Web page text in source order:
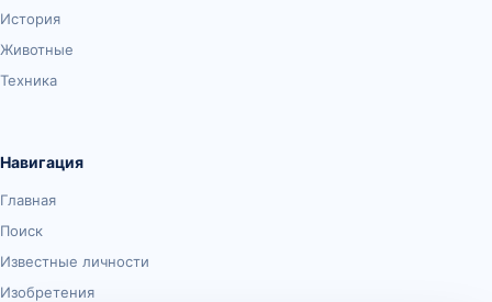
История
Животные
Техника
Навигация
Главная
Поиск
Известные личности
Изобретения